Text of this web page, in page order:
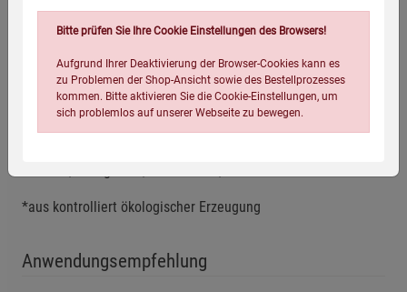
Zutaten
Pfefferminze (18%)*, Zitronenmelisse* (15%), Zitronengras*,
*aus kontrolliert ökologischer Erzeugung
Anwendungsempfehlung
Bitte prüfen Sie Ihre Cookie Einstellungen des Browsers!
Aufgrund Ihrer Deaktivierung der Browser-Cookies kann es
zu Problemen der Shop-Ansicht sowie des Bestellprozesses
kommen. Bitte aktivieren Sie die Cookie-Einstellungen, um
sich problemlos auf unserer Webseite zu bewegen.
Einstellungen speichern für die GruppeEinstellungen speichern für die Gruppe